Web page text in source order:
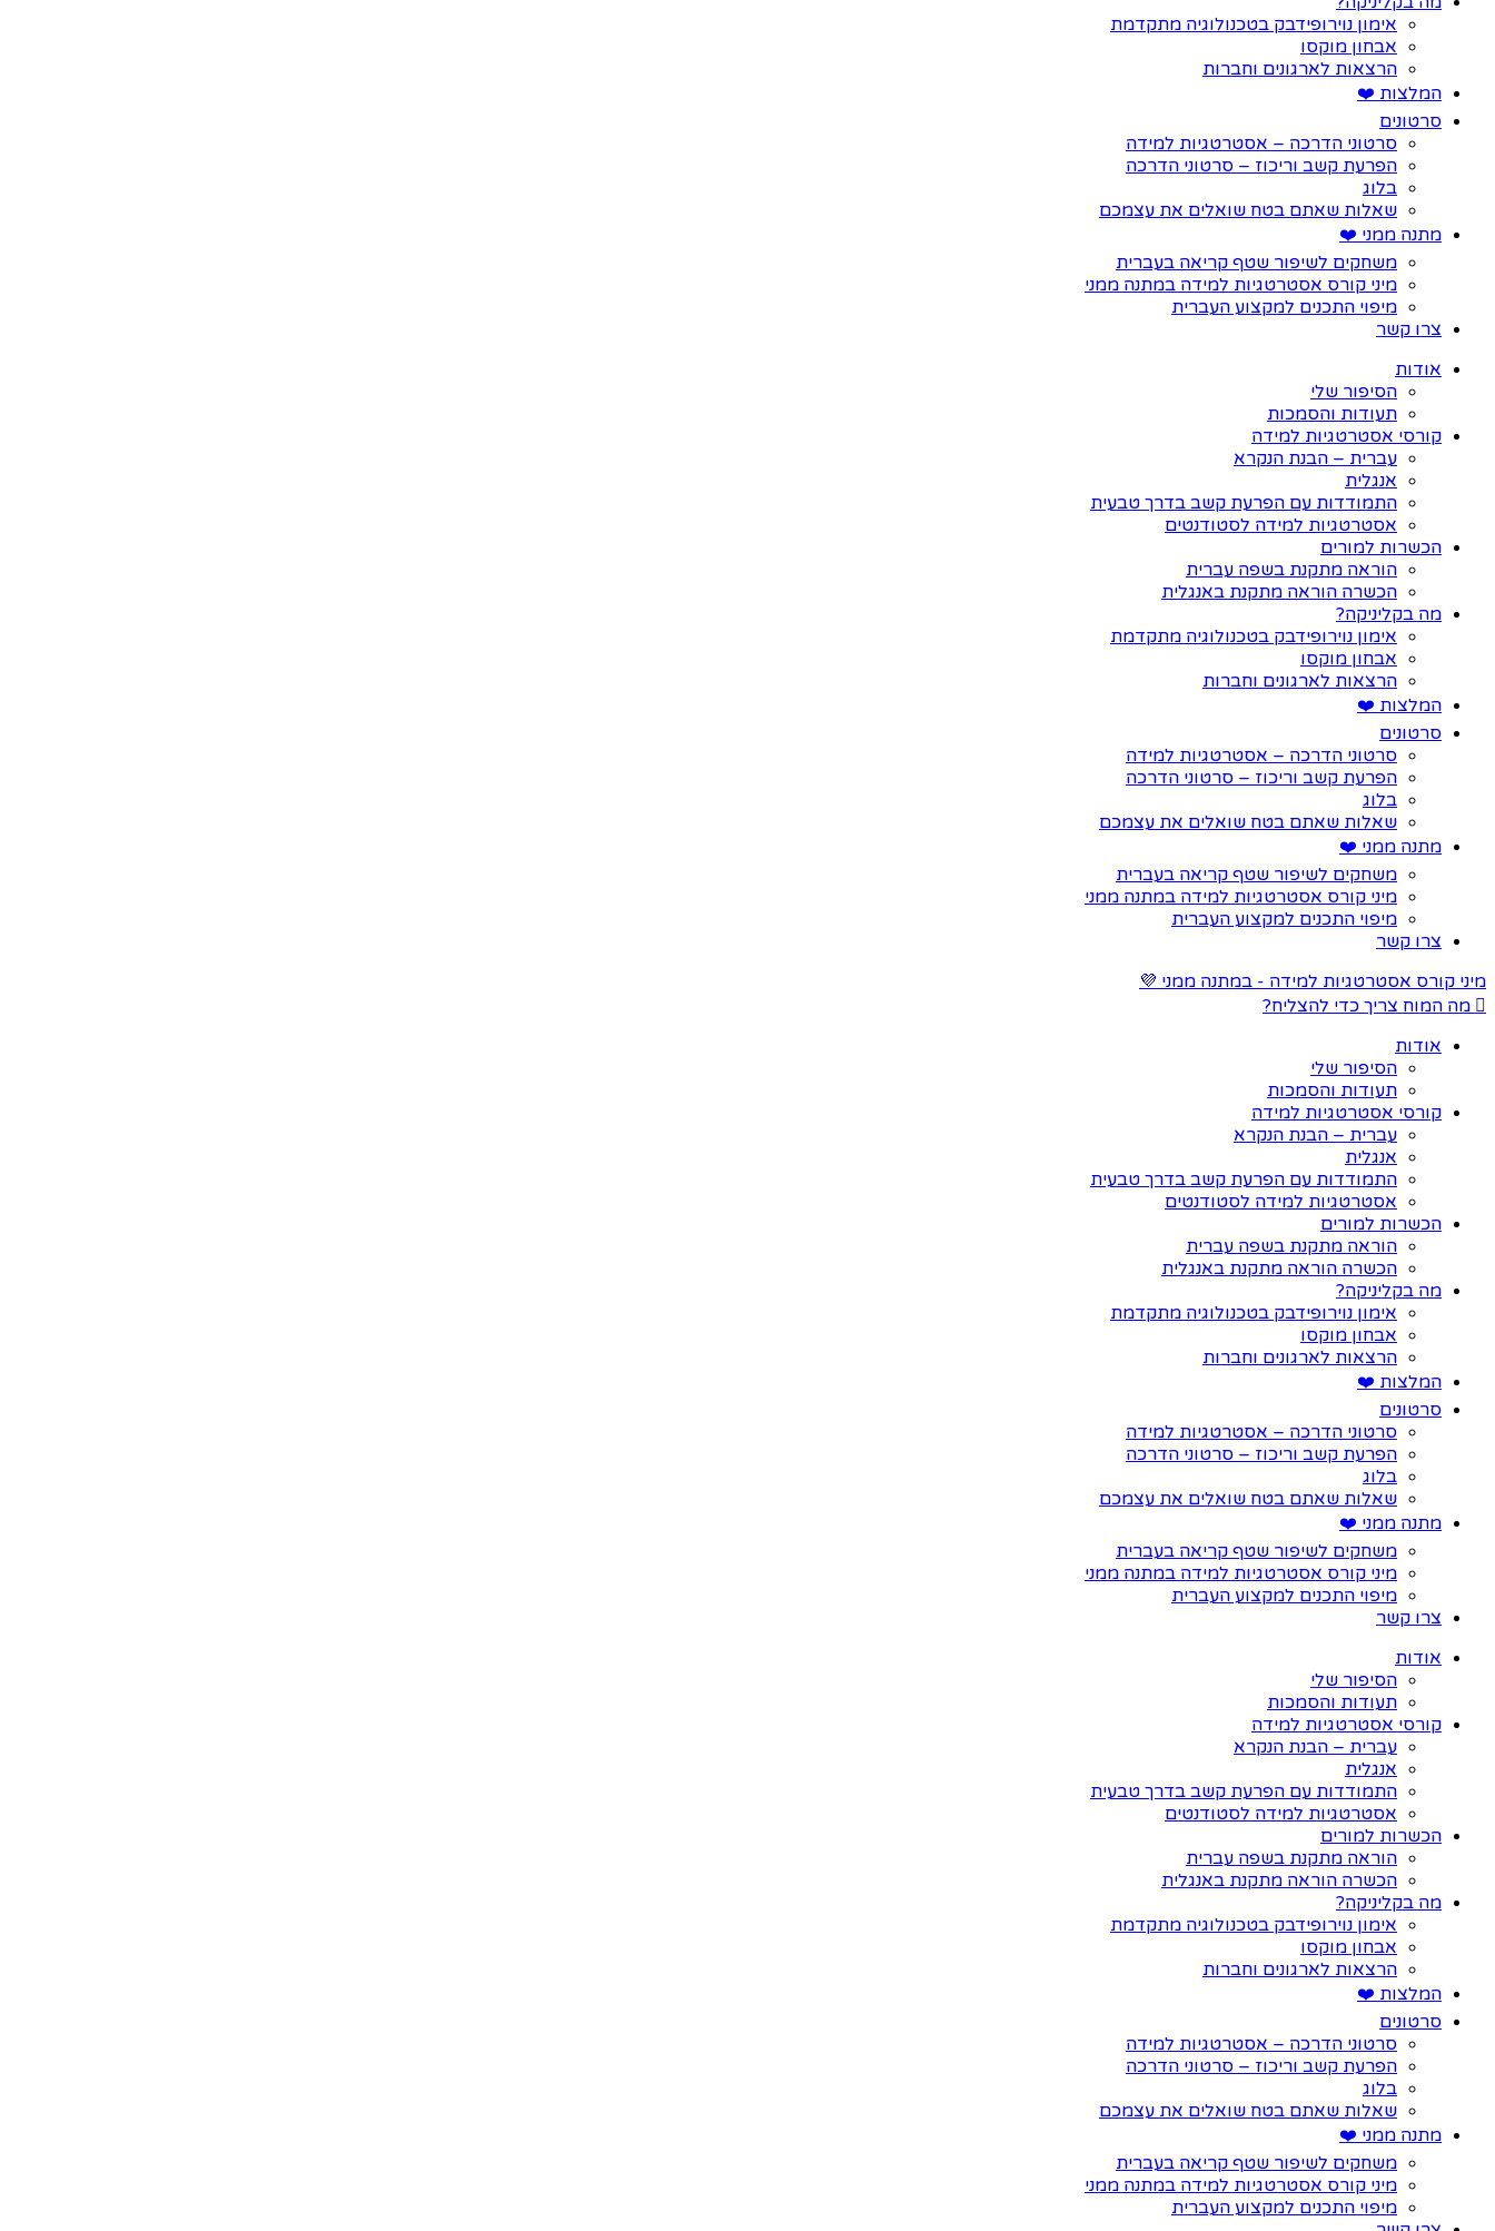
אימון נוירופידבק בטכנולוגיה מתקדמת
אבחון מוקסו
הרצאות לארגונים וחברות
המלצות ❤️
סרטונים
סרטוני הדרכה – אסטרטגיות למידה
הפרעת קשב וריכוז – סרטוני הדרכה
בלוג
שאלות שאתם בטח שואלים את עצמכם
מתנה ממני ❤️
משחקים לשיפור שטף קריאה בעברית
מיני קורס אסטרטגיות למידה במתנה ממני
מיפוי התכנים למקצוע העברית
צרו קשר
אודות
הסיפור שלי
תעודות והסמכות
קורסי אסטרטגיות למידה
עברית – הבנת הנקרא
אנגלית
התמודדות עם הפרעת קשב בדרך טבעית
אסטרטגיות למידה לסטודנטים
הכשרות למורים
הוראה מתקנת בשפה עברית
הכשרה הוראה מתקנת באנגלית
מה בקליניקה?
אימון נוירופידבק בטכנולוגיה מתקדמת
אבחון מוקסו
הרצאות לארגונים וחברות
המלצות ❤️
סרטונים
סרטוני הדרכה – אסטרטגיות למידה
הפרעת קשב וריכוז – סרטוני הדרכה
בלוג
שאלות שאתם בטח שואלים את עצמכם
מתנה ממני ❤️
משחקים לשיפור שטף קריאה בעברית
מיני קורס אסטרטגיות למידה במתנה ממני
מיפוי התכנים למקצוע העברית
צרו קשר
מיני קורס אסטרטגיות למידה - במתנה ממני 💜
מה המוח צריך כדי להצליח?
אודות
הסיפור שלי
תעודות והסמכות
קורסי אסטרטגיות למידה
עברית – הבנת הנקרא
אנגלית
התמודדות עם הפרעת קשב בדרך טבעית
אסטרטגיות למידה לסטודנטים
הכשרות למורים
הוראה מתקנת בשפה עברית
הכשרה הוראה מתקנת באנגלית
מה בקליניקה?
אימון נוירופידבק בטכנולוגיה מתקדמת
אבחון מוקסו
הרצאות לארגונים וחברות
המלצות ❤️
סרטונים
סרטוני הדרכה – אסטרטגיות למידה
הפרעת קשב וריכוז – סרטוני הדרכה
בלוג
שאלות שאתם בטח שואלים את עצמכם
מתנה ממני ❤️
משחקים לשיפור שטף קריאה בעברית
מיני קורס אסטרטגיות למידה במתנה ממני
מיפוי התכנים למקצוע העברית
צרו קשר
אודות
הסיפור שלי
תעודות והסמכות
קורסי אסטרטגיות למידה
עברית – הבנת הנקרא
אנגלית
התמודדות עם הפרעת קשב בדרך טבעית
אסטרטגיות למידה לסטודנטים
הכשרות למורים
הוראה מתקנת בשפה עברית
הכשרה הוראה מתקנת באנגלית
מה בקליניקה?
אימון נוירופידבק בטכנולוגיה מתקדמת
אבחון מוקסו
הרצאות לארגונים וחברות
המלצות ❤️
סרטונים
סרטוני הדרכה – אסטרטגיות למידה
הפרעת קשב וריכוז – סרטוני הדרכה
בלוג
שאלות שאתם בטח שואלים את עצמכם
מתנה ממני ❤️
משחקים לשיפור שטף קריאה בעברית
מיני קורס אסטרטגיות למידה במתנה ממני
מיפוי התכנים למקצוע העברית